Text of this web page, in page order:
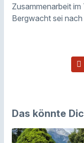
Zusammenarbeit
Bergwacht sei
Das könnte